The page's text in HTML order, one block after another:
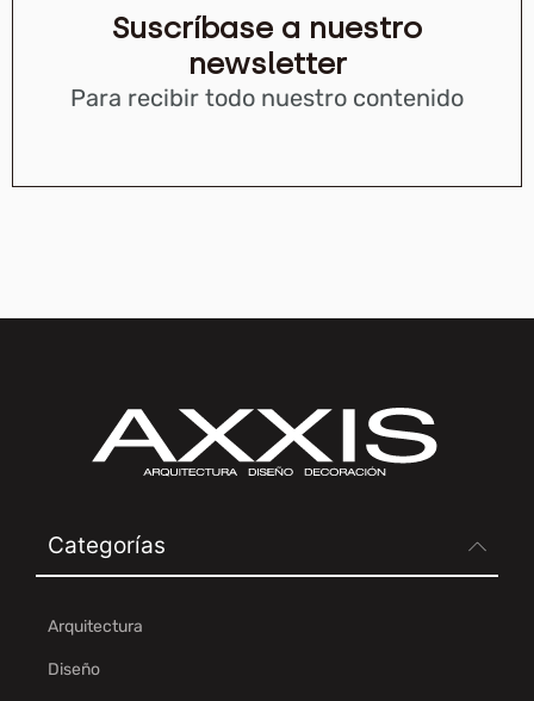
Suscríbase a nuestro
newsletter
Para recibir todo nuestro contenido
Categorías
Arquitectura
Diseño